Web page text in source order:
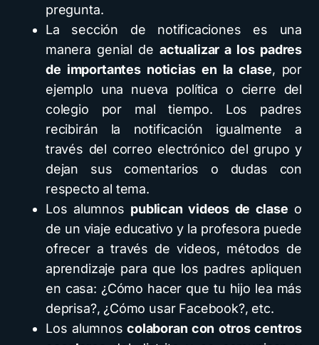
pregunta.
La sección de notificaciones es una
manera genial deactualizar a los padres
de importantes noticias en la clase, por
ejemplo una nueva política o cierre del
colegio por mal tiempo. Los padres
recibirán la notificación igualmente a
través del correo electrónico del grupo y
dejan sus comentarios o dudas con
respecto al tema.
Los alumnos publican videos de clase o
de un viaje educativo y la profesora puede
ofrecer a través de videos, métodos de
aprendizaje para que los padres apliquen
en casa: ¿Cómo hacer que tu hijo lea más
deprisa?, ¿Cómo usar Facebook?, etc.
Los alumnos colaboran con otros centros